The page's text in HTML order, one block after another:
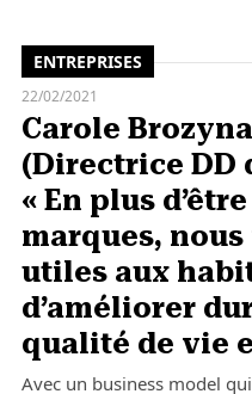
ENTREPRISES
22/02/2021
Carole
(Directrice DD
« En plus
marques,
utiles aux
d’améliorer
qualité de vie
Avec un business model